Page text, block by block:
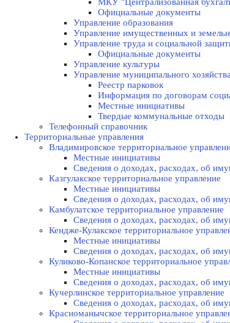
Официальные документы
Управление образования
Управление имущественных и
Управление труда и социальной
Официальные документы
Управление культуры
Управление муниципального
Реестр парковок
Информация по договорам
Местные инициативы
Твердые коммунальные отходы
Телефонный справочник
Территориальные управления
Владимировское территориальное
Местные инициативы
Сведения о доходах, расходах, об
Казгулакское территориальное управление
Местные инициативы
Сведения о доходах, расходах, об
Камбулатское территориальное управление
Сведения о доходах, расходах, об
Кендже-Кулакское территориальное
Местные инициативы
Сведения о доходах, расходах, об
Куликово-Копанское территориальное
Местные инициативы
Сведения о доходах, расходах, об
Кучерлинское территориальное управление
Сведения о доходах, расходах, об
Красноманычское территориальное